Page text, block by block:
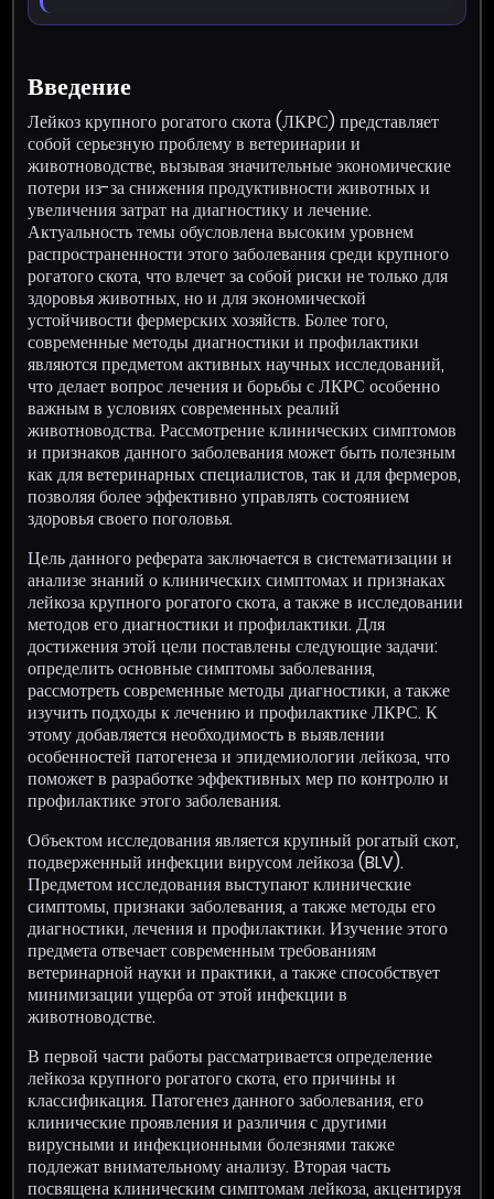
Введение
Лейкоз крупного рогатого скота (ЛКРС) представляет
собой серьезную проблему в ветеринарии и
животноводстве, вызывая значительные экономические
потери из-за снижения продуктивности животных и
увеличения затрат на диагностику и лечение.
Актуальность темы обусловлена высоким уровнем
распространенности этого заболевания среди крупного
рогатого скота, что влечет за собой риски не только для
здоровья животных, но и для экономической
устойчивости фермерских хозяйств. Более того,
современные методы диагностики и профилактики
являются предметом активных научных исследований,
что делает вопрос лечения и борьбы с ЛКРС особенно
важным в условиях современных реалий
животноводства. Рассмотрение клинических симптомов
и признаков данного заболевания может быть полезным
как для ветеринарных специалистов, так и для фермеров,
позволяя более эффективно управлять состоянием
здоровья своего поголовья.
Цель данного реферата заключается в систематизации и
анализе знаний о клинических симптомах и признаках
лейкоза крупного рогатого скота, а также в исследовании
методов его диагностики и профилактики. Для
достижения этой цели поставлены следующие задачи:
определить основные симптомы заболевания,
рассмотреть современные методы диагностики, а также
изучить подходы к лечению и профилактике ЛКРС. К
этому добавляется необходимость в выявлении
особенностей патогенеза и эпидемиологии лейкоза, что
поможет в разработке эффективных мер по контролю и
профилактике этого заболевания.
Объектом исследования является крупный рогатый скот,
подверженный инфекции вирусом лейкоза (BLV).
Предметом исследования выступают клинические
симптомы, признаки заболевания, а также методы его
диагностики, лечения и профилактики. Изучение этого
предмета отвечает современным требованиям
ветеринарной науки и практики, а также способствует
минимизации ущерба от этой инфекции в
животноводстве.
В первой части работы рассматривается определение
лейкоза крупного рогатого скота, его причины и
классификация. Патогенез данного заболевания, его
клинические проявления и различия с другими
вирусными и инфекционными болезнями также
подлежат внимательному анализу. Вторая часть
посвящена клиническим симптомам лейкоза, акцентируя